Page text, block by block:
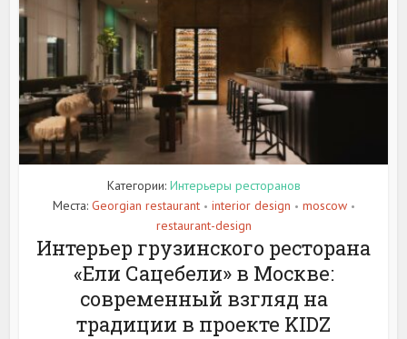
Категории: Интерьеры ресторанов
Места: Georgian restaurant • interior design • moscow •
restaurant-design
Интерьер грузинского ресторана
«Ели Сацебели» в Москве:
современный взгляд на
традиции в проекте KIDZ